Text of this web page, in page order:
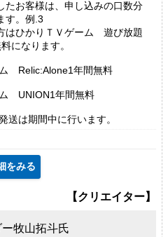
たお客様は、申し込みの口数分
す。例.3
はひかりＴＶゲーム 遊び放題
になります。
Relic:Alone1年間無料
UNION1年間無料
送は期間中に行います。
をみる
【クリエイター】
牧山拓斗氏